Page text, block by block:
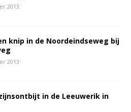
2013
knip in de Noordeindseweg bij
2013
in de Leeuwerik in